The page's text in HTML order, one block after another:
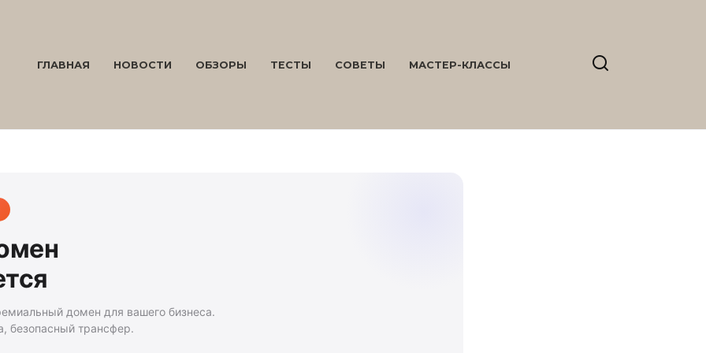
ГЛАВНАЯ НОВОСТИ ОБЗОРЫ ТЕСТЫ СОВЕТЫ МАСТЕР-КЛАССЫ
домен для вашего бизнеса.
безопасный трансфер.